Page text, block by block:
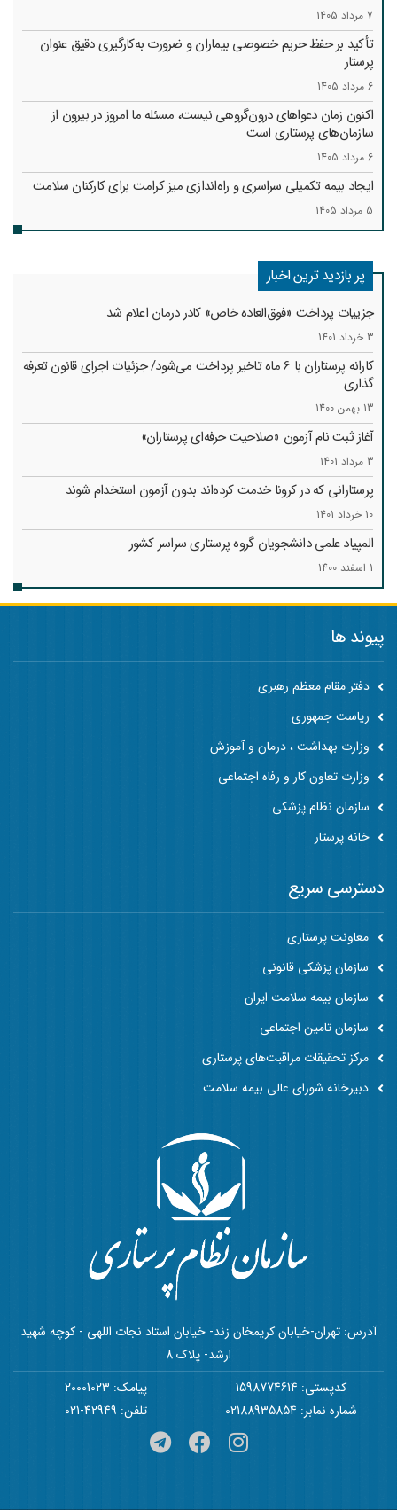
7 مرداد 1405
تأکید بر حفظ حریم خصوصی بیماران و ضرورت به‌کارگیری دقیق عنوان
پرستار
6 مرداد 1405
اکنون زمان دعواهای درون‌گروهی نیست، مسئله ما امروز در بیرون از
سازمان‌های پرستاری است
6 مرداد 1405
ایجاد بیمه تکمیلی سراسری و راه‌اندازی میز کرامت برای کارکنان سلامت
5 مرداد 1405
پر بازدید ترین اخبار
جزییات پرداخت «فوق‌العاده خاص» کادر درمان اعلام شد
3 خرداد 1401
کارانه‌ پرستاران با 6 ماه تاخیر پرداخت می‌شود/ جزئیات اجرای قانون تعرفه
گذاری
13 بهمن 1400
آغاز ثبت نام آزمون «صلاحیت حرفه‌ای پرستاران»
3 مرداد 1401
پرستارانی که در کرونا خدمت کرد‌ه‌اند بدون آزمون استخدام شوند
10 خرداد 1401
المپیاد علمی دانشجویان گروه پرستاری سراسر کشور
1 اسفند 1400
پیوند ها
دفتر مقام معظم رهبری
ریاست جمهوری
وزارت بهداشت ، درمان و آموزش
وزارت تعاون کار و رفاه اجتماعی
سازمان نظام پزشکی
خانه پرستار
آدرس: تهران-خیابان کریمخان زند- خیابان استاد نجات اللهی - کوچه شهید
ارشد- پلاک 8
کدپستی: 1598774614
پیامک: 20001023
شماره نمابر: 02188935854
تلفن: 42949-021
دسترسی سریع
معاونت پرستاری
سازمان پزشکی قانونی
سازمان بیمه سلامت ایران
سازمان تامین اجتماعی
مرکز تحقیقات مراقبت‌های پرستاری
دبیرخانه شورای عالی بیمه سلامت